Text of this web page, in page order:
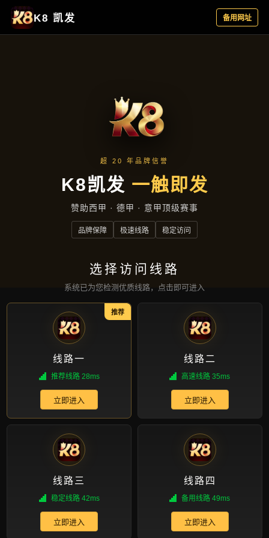
项目实录
首页 项目实录